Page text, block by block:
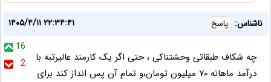
ناشناس: پاسخ
۱۴۰۵/۴/۱۱ ۲۲:۳۴:۴۱
16
2
چه شکاف طبقاتی وحشتناکی ، حتی اگر یک کارمند عالیرتبه با
درآمد ماهانه ۷۰ میلیون تومان،و تمام آن پس انداز کند برای